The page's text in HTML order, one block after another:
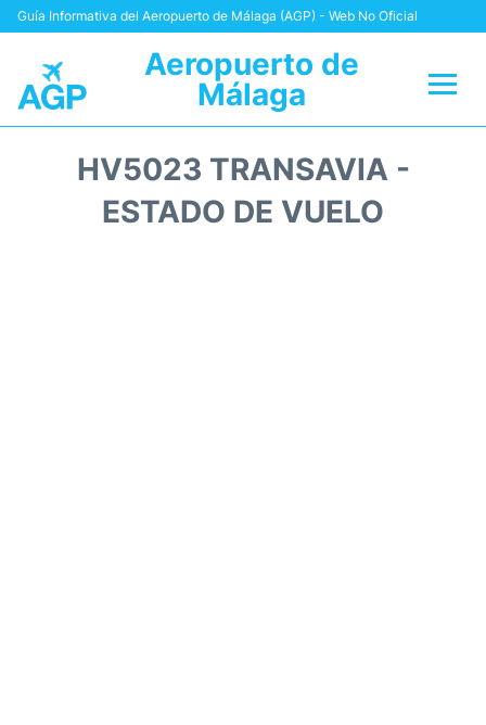
Guía Informativa del Aeropuerto de Málaga (AGP) - Web No Oficial
Aeropuerto de
Málaga
HV5023 TRANSAVIA -
ESTADO DE VUELO